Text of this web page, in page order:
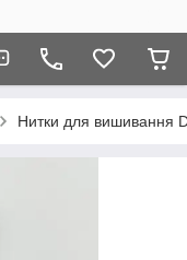
Нитки для вишивання